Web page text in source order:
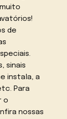
de
sinais
instala, a
Para
o
nossas